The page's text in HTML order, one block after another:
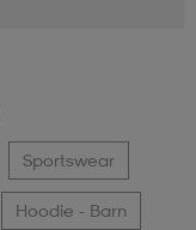
Sportswear
Hoodie - Barn